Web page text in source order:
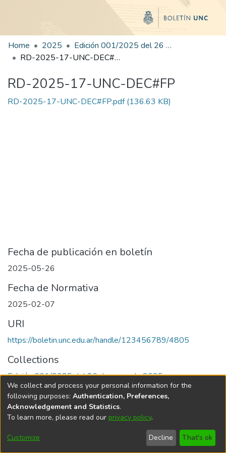
Home 2025
Edición 001/2025 del 26 de mayo de 2025
RD-2025-17-UNC-DEC#FP
RD-2025-17-UNC-DEC#FP
RD-2025-17-UNC-DEC#FP.pdf(136.63 KB)
Fecha de publicación en boletín
2025-05-26
Fecha de Normativa
2025-02-07
URI
https://boletin.unc.edu.ar/handle/123456789/4805
Collections
Edición 001/2025 del 26 de mayo de 2025
Universidad Nacional de Córdoba
We collect and process your personal information for the
following purposes: Authentication, Preferences,
Acknowledgement and Statistics.
To learn more, please read our privacy policy.
Customize Decline That's ok